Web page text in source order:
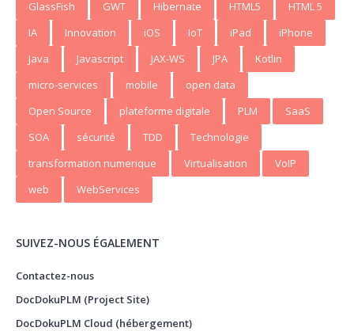
GlassFish
GWT Hibernate HTML5
HTML 5
IA
Innovation iOS IoT iPad
iPhone
Java
Javascript JAX-WS JPA
Kotlin
micro-services
mobile
open data
Open Source
plateforme digitale PLM
SaaS
SOA
sécurité TDD
Technologie
transformation numerique
Virtualisation
VoIP
web
WebServices
SUIVEZ-NOUS ÉGALEMENT
Contactez-nous
DocDokuPLM (Project Site)
DocDokuPLM Cloud (hébergement)